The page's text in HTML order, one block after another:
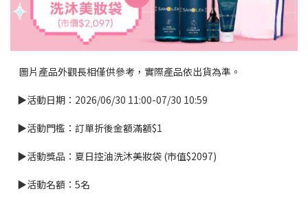
圖片產品外觀長相僅供參考，實際產品依出貨為準。
▶活動日期：2026/06/30 11:00-07/30 10:59
▶活動門檻：訂單折後金額滿額$1
▶活動獎品：夏日控油洗沐美妝袋 (市值$2097)
▶活動名額：5名